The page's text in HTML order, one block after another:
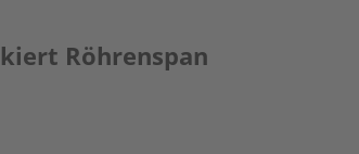
Röhrenspan